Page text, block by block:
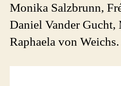
Monika Salzbrunn,
Daniel Vander Gucht,
Raphaela von Weichs.